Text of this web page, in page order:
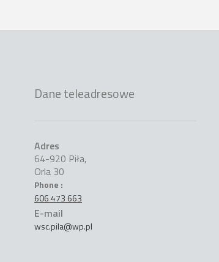
Dane teleadresowe
Adres
64-920 Piła,
Orla 30
Phone :
606 473 663
E-mail
wsc.pila@wp.pl